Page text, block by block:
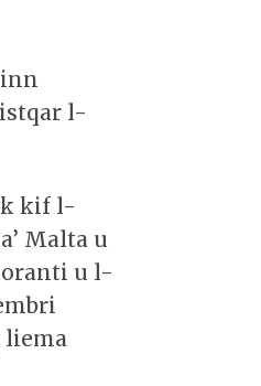
l-
kif l-
Malta u
u l-
liema